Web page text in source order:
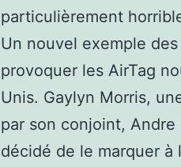
particulièrement
Un nouvel exemple
provoquer les AirTag
Unis. Gaylyn Morris,
par son conjoint,
décidé de le marquer à